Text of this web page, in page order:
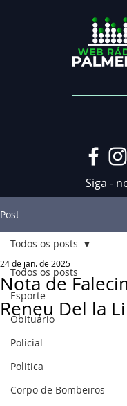
Siga -
Post
Todos os posts
Esporte
Obituário
Policial
Politica
Corpo de Bombeiros
Todos os posts
Nota de
Reneu Del la
24 de jan. de 2025